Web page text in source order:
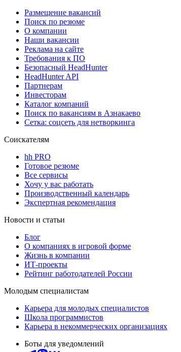
Размещение вакансий
Поиск по резюме
О компании
Наши вакансии
Реклама на сайте
Требования к ПО
Безопасный HeadHunter
HeadHunter API
Партнерам
Инвесторам
Каталог компаний
Поиск по вакансиям в Азнакаево
Сетка: соцсеть для нетворкинга
Соискателям
hh PRO
Готовое резюме
Все сервисы
Хочу у вас работать
Производственный календарь
Экспертная рекомендация
Новости и статьи
Блог
О компаниях в игровой форме
Жизнь в компании
ИТ-проекты
Рейтинг работодателей России
Молодым специалистам
Карьера для молодых специалистов
Школа программистов
Карьера в некоммерческих организациях
Боты для уведомлений